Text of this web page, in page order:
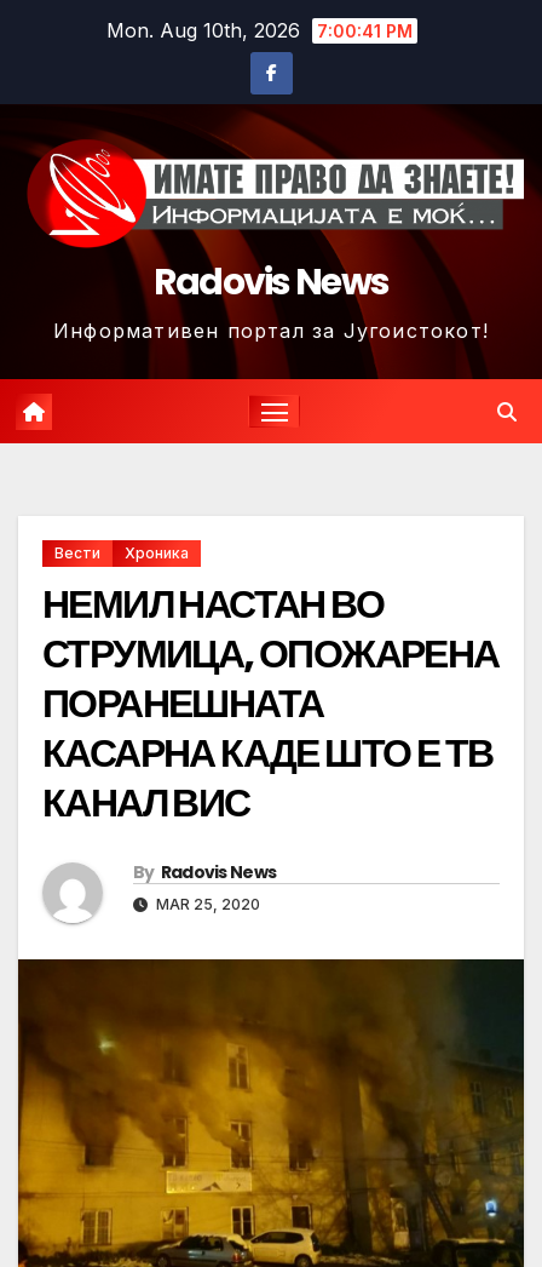
Mon. Aug 10th, 2026 7:00:44 PM
Radovis News
Информативен портал за Југоистокот!
Вести Хроника
НЕМИЛ НАСТАН ВО
СТРУМИЦА, ОПОЖАРЕНА
ПОРАНЕШНАТА
КАСАРНА КАДЕ ШТО Е ТВ
КАНАЛ ВИС
By Radovis News
MAR 25, 2020